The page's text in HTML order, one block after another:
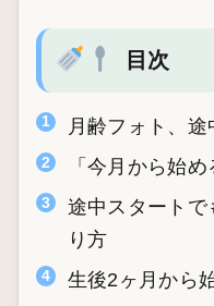
目次
月齢フォト、
「今月から始
途中スタートで
り方
生後2ヶ月から